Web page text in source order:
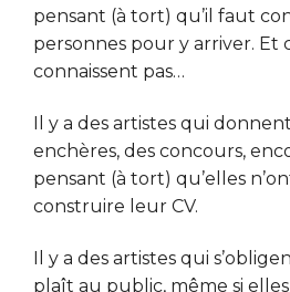
pensant (à tort) qu’il faut
personnes pour y arriver. Et
connaissent pas…
Il y a des artistes qui
enchères, des concours,
pensant (à tort) qu’elles
construire leur CV.
Il y a des artistes qui
plaît au public, même si